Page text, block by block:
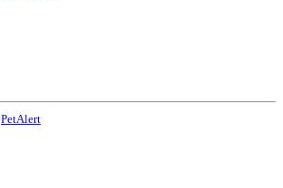
PetAlert